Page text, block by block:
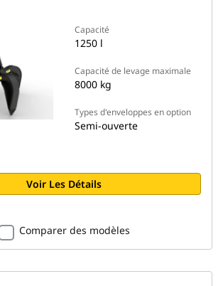
Capacité
1250 l
Capacité de levage maximale
8000 kg
Types d'enveloppes en option
Semi-ouverte
Voir Les Détails
Comparer des modèles